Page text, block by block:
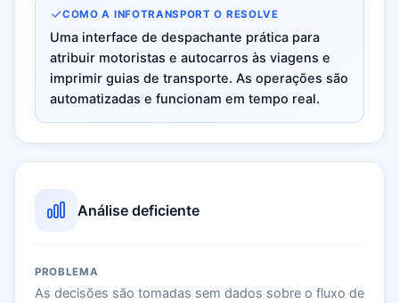
374/2
Expresso
Expresso Douro Bus → 14:38
5 AB-12-CD S.
374/4
374 ·
Aveiro → Porto 17:15 6 CD-34-EF Ferreira M. 20
COMO A INFOTRANSPORT O RESOLVE
Uma interface de despachante prática para
atribuir motoristas e autocarros às viagens e
imprimir guias de transporte. As operações são
automatizadas e funcionam em tempo real.
Análise deficiente
PROBLEMA
As decisões são tomadas sem dados sobre o fluxo de